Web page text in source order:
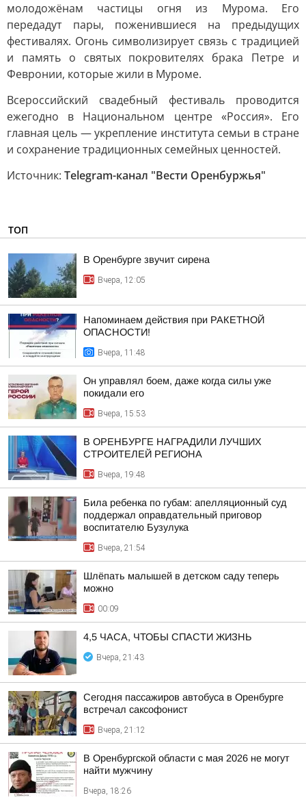
молодожёнам частицы огня из Мурома. Его
передадут пары, поженившиеся на предыдущих
фестивалях. Огонь символизирует связь с традицией
и память о святых покровителях брака Петре и
Февронии, которые жили в Муроме.
Всероссийский свадебный фестиваль проводится
ежегодно в Национальном центре «Россия». Его
главная цель — укрепление института семьи в стране
и сохранение традиционных семейных ценностей.
Источник: Telegram-канал "Вести Оренбуржья"
ТОП
В Оренбурге звучит сирена
Вчера, 12:05
Напоминаем действия при РАКЕТНОЙ
ОПАСНОСТИ!
Вчера, 11:48
Он управлял боем, даже когда силы уже
покидали его
Вчера, 15:53
В ОРЕНБУРГЕ НАГРАДИЛИ ЛУЧШИХ
СТРОИТЕЛЕЙ РЕГИОНА
Вчера, 19:48
Била ребенка по губам: апелляционный суд
поддержал оправдательный приговор
воспитателю Бузулука
Вчера, 21:54
Шлёпать малышей в детском саду теперь
можно
00:09
4,5 ЧАСА, ЧТОБЫ СПАСТИ ЖИЗНЬ
Вчера, 21:43
Сегодня пассажиров автобуса в Оренбурге
встречал саксофонист
Вчера, 21:12
В Оренбургской области с мая 2026 не могут
найти мужчину
Вчера, 18:26